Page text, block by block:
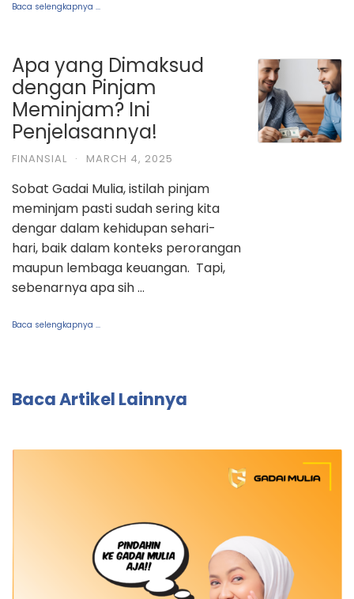
Baca selengkapnya ...
Apa yang Dimaksud
dengan Pinjam
Meminjam? Ini
Penjelasannya!
FINANSIAL · MARCH 4, 2025
Sobat Gadai Mulia, istilah pinjam
meminjam pasti sudah sering kita
dengar dalam kehidupan sehari-
hari, baik dalam konteks perorangan
maupun lembaga keuangan. Tapi,
sebenarnya apa sih …
Baca selengkapnya ...
Baca Artikel Lainnya